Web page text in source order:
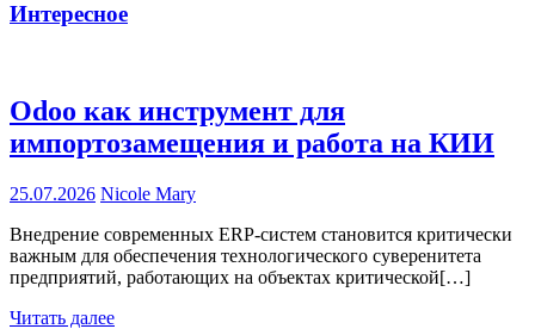
Интересное
Odoo как инструмент для
импортозамещения и работа на КИИ
25.07.2026 Nicole Mary
Внедрение современных ERP-систем становится критически
важным для обеспечения технологического суверенитета
предприятий, работающих на объектах критической[…]
Читать далее